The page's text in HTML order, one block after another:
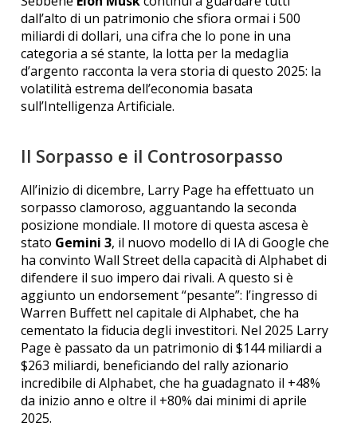
dall’alto di un patrimonio che sfiora ormai i 500
miliardi di dollari, una cifra che lo pone in una
categoria a sé stante, la lotta per la medaglia
d’argento racconta la vera storia di questo 2025: la
volatilità estrema dell’economia basata
sull’Intelligenza Artificiale.
Il Sorpasso e il Controsorpasso
All’inizio di dicembre, Larry Page ha effettuato un
sorpasso clamoroso, agguantando la seconda
posizione mondiale. Il motore di questa ascesa è
stato Gemini 3, il nuovo modello di IA di Google che
ha convinto Wall Street della capacità di Alphabet di
difendere il suo impero dai rivali. A questo si è
aggiunto un endorsement “pesante”: l’ingresso di
Warren Buffett nel capitale di Alphabet, che ha
cementato la fiducia degli investitori. Nel 2025 Larry
Page è passato da un patrimonio di $144 miliardi a
$263 miliardi, beneficiando del rally azionario
incredibile di Alphabet, che ha guadagnato il +48%
da inizio anno e oltre il +80% dai minimi di aprile
2025.